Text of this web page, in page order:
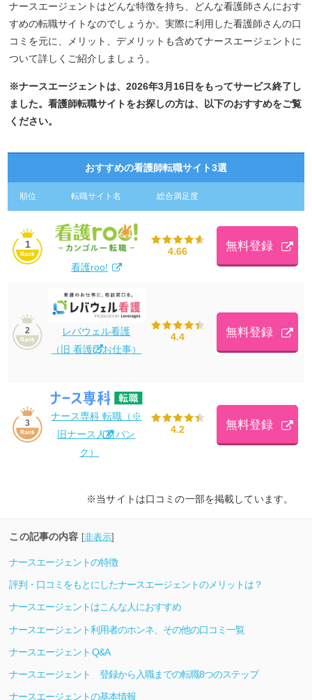
ナースエージェントはどんな特徴を持ち、どんな看護師さんにおす
すめの転職サイトなのでしょうか。実際に利用した看護師さんの口
コミを元に、メリット、デメリットも含めてナースエージェントに
ついて詳しくご紹介しましょう。
※ナースエージェントは、2026年3月16日をもってサービス終了し
ました。看護師転職サイトをお探しの方は、以下のおすすめをご覧
ください。
おすすめの看護師転職サイト3選
順位 転職サイト名 総合満足度
1
看護roo!
4.66 無料登録
2
レバウェル看護
（旧 看護のお仕事）
4.4 無料登録
3
ナース専科 転職（※
旧ナース人材バン
ク）
4.2 無料登録
※当サイトは口コミの一部を掲載しています。
この記事の内容 [非表示]
ナースエージェントの特徴
評判・口コミをもとにしたナースエージェントのメリットは？
ナースエージェントはこんな人におすすめ
ナースエージェント利用者のホンネ、その他の口コミ一覧
ナースエージェント Q&A
ナースエージェント 登録から入職までの転職8つのステップ
ナースエージェントの基本情報